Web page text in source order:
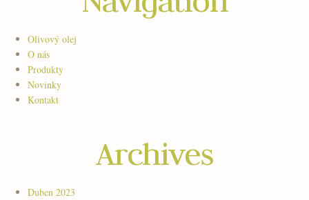
Olivový olej
O nás
Produkty
Novinky
Kontakt
Archives
Duben 2023